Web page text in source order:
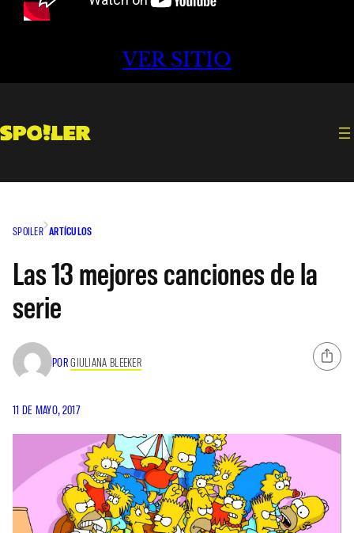
VER SITIO
SPOILER ARTÍCULOS
Las 13 mejores canciones de la
serie
PORGIULIANA BLEEKER
11 DE MAYO, 2017